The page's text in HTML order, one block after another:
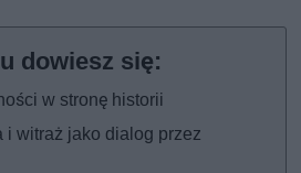
w stronę historii
i witraż jako dialog przez